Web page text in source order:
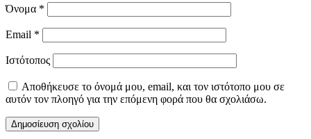
Όνομα *
Email *
Ιστότοπος
Αποθήκευσε το όνομά μου, email, και τον ιστότοπο μου σε
αυτόν τον πλοηγό για την επόμενη φορά που θα σχολιάσω.